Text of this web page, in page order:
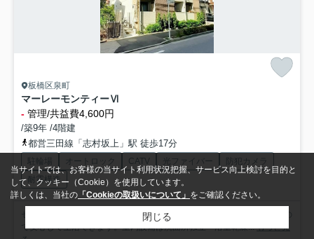
板橋区泉町
マーレーモンティーⅥ
- 管理/共益費4,600円
/築9年 /4階建
都営三田線「志村坂上」駅 徒歩17分
駐輪場 オートロック CATV 光ファイバー
防犯カメラ
耐震構造
セキュリティ面は、オートロック・TVインターホンなど充実しているの
で安心して生活できます。室内設備は洗面所独立・浴室乾燥...もっと見
当サイトでは、お客様の当サイト利用状況把握、サービス向上検討を目的と
して、クッキー（Cookie）を使用しています。
詳しくは、当社の 「Cookieの取扱いについて」 をご確認ください。
閉じる